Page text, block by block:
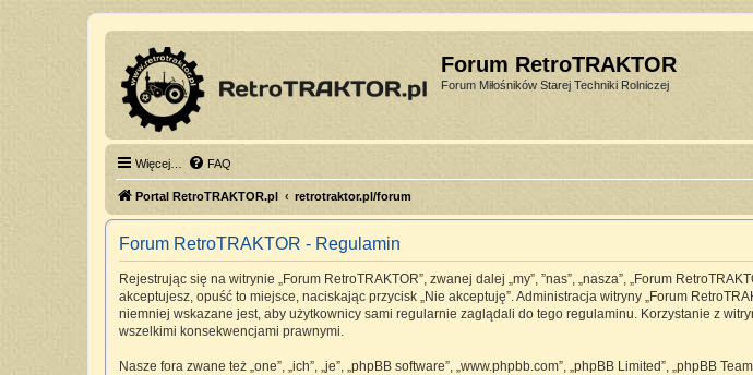
Forum RetroTRAKTOR
Forum Miłośników Starej Techniki Rolniczej
Więcej… FAQ
Portal RetroTRAKTOR.pl retrotraktor.pl/forum
Forum RetroTRAKTOR - Regulamin
Rejestrując się na witrynie „Forum RetroTRAKTOR”, zwanej dalej „my”, ”nas”, „nasza”, „Forum
akceptujesz, opuść to miejsce, naciskając przycisk „Nie akceptuję”. Administracja witryny „Forum
niemniej wskazane jest, aby użytkownicy sami regularnie zaglądali do tego regulaminu. Korzystanie z
wszelkimi konsekwencjami prawnymi.
Nasze fora zwane też „one”, „ich”, „je”, „phpBB software”, „www.phpbb.com”, „phpBB Limited”,